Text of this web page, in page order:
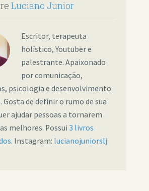
Luciano Junior
Escritor, terapeuta
holístico, Youtuber e
palestrante. Apaixonado
por comunicação,
psicologia e desenvolvimento
Gosta de definir o rumo de sua
ajudar pessoas a tornarem
melhores. Possui 3 livros
. Instagram: lucianojuniorslj